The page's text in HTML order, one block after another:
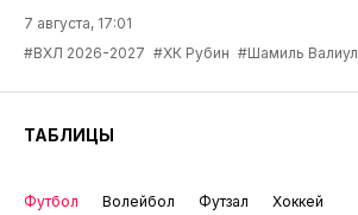
7 августа, 17:01
#ВХЛ 2026-2027 #ХК Рубин #Шамиль
ТАБЛИЦЫ
Футбол Волейбол Футзал Хоккей